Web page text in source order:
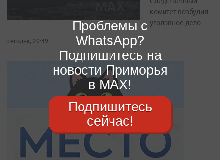
комитет возбудил
уголовное дело
сегодня, 20:49
Проблемы с
WhatsApp?
Подпишитесь на
новости Приморья
в MAX!
Подпишитесь
сейчас!